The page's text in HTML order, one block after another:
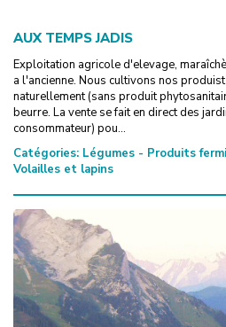
AUX TEMPS JADIS
Exploitation agricole d'elevage,
a l'ancienne. Nous cultivons nos
naturellement (sans produit
beurre. La vente se fait en direct des
consommateur) pou...
Catégories: Légumes - Produits
Volailles et lapins